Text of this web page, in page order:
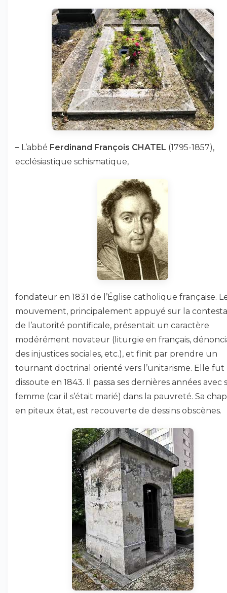
– L’abbé Ferdinand François CHATEL (1795-1857),
ecclésiastique schismatique,
fondateur en 1831 de l’Église catholique française.
mouvement, principalement appuyé sur la
de l’autorité pontificale, présentait un caractère
modérément novateur (liturgie en français,
des injustices sociales, etc.), et finit par prendre un
tournant doctrinal orienté vers l’unitarisme. Elle fut
dissoute en 1843. Il passa ses dernières années avec
femme (car il s’était marié) dans la pauvreté. Sa
en piteux état, est recouverte de dessins obscènes.